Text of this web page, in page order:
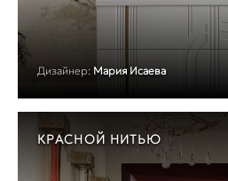
Дизайнер: Мария Исаева
КРАСНОЙ НИТЬЮ